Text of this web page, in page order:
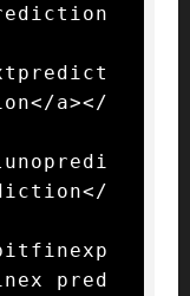
a></
pred